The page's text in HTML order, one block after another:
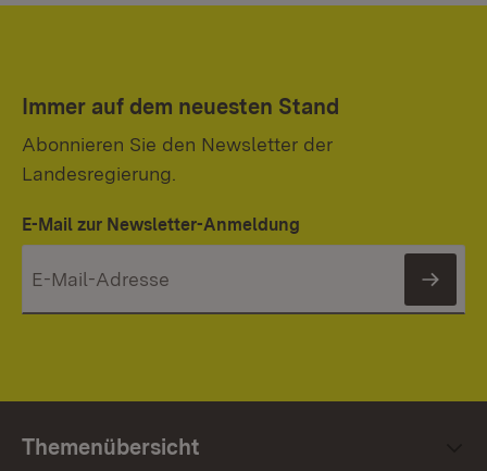
Immer auf dem neuesten Stand
Abonnieren Sie den Newsletter der
Landesregierung.
E-Mail zur Newsletter-Anmeldung
Themenübersicht